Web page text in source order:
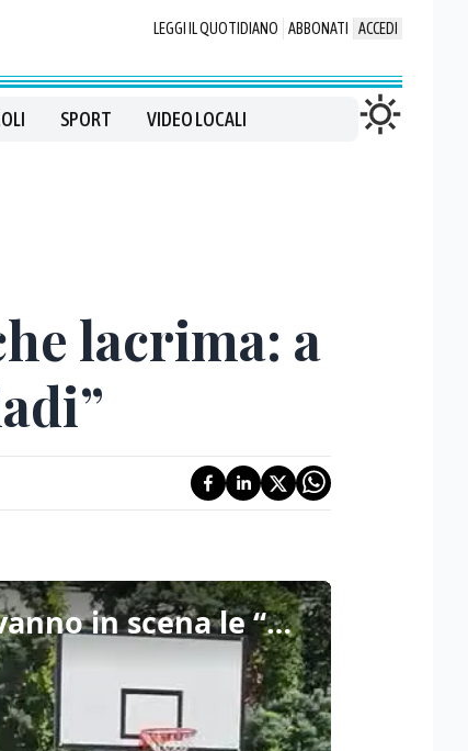
LEGGI IL QUOTIDIANO ABBONATI ACCEDI
SPORT VIDEO LOCALI
lacrima: a
Coreografie, giochi, ma anche qualche lacrima: a Trieste vanno in scena le “Petrarchiadi”